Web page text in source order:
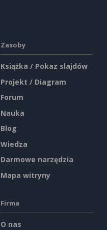
Zasoby
Książka / Pokaz slajdów
Projekt / Diagram
Forum
Nauka
Blog
Wiedza
Darmowe narzędzia
Mapa witryny
Firma
O nas